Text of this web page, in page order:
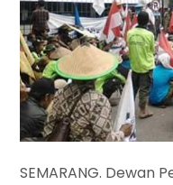
SEMARANG. Dewan